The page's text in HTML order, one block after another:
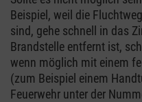
Beispiel, weil die
sind, gehe schnell in das
Brandstelle entfernt ist,
wenn möglich mit einem
(zum Beispiel einem
Feuerwehr unter der